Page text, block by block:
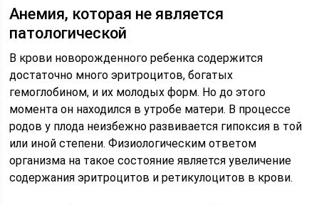
Анемия, которая не является
патологической
В крови новорожденного ребенка содержится
достаточно много эритроцитов, богатых
гемоглобином, и их молодых форм. Но до этого
момента он находился в утробе матери. В процессе
родов у плода неизбежно развивается гипоксия в той
или иной степени. Физиологическим ответом
организма на такое состояние является увеличение
содержания эритроцитов и ретикулоцитов в крови.